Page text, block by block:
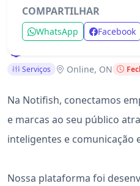
COMPARTILHAR
WhatsApp Facebook
Notifish -
Serviços Online, ON
Na Notifish, conectamos
e marcas ao seu público
inteligentes e comunicação
Nossa plataforma foi